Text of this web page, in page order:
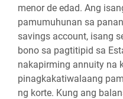
menor de edad. Ang
pamumuhunan sa
savings account, isang
bono sa pagtitipid sa
nakapirming annuity na
pinagkakatiwalaang
ng korte. Kung ang